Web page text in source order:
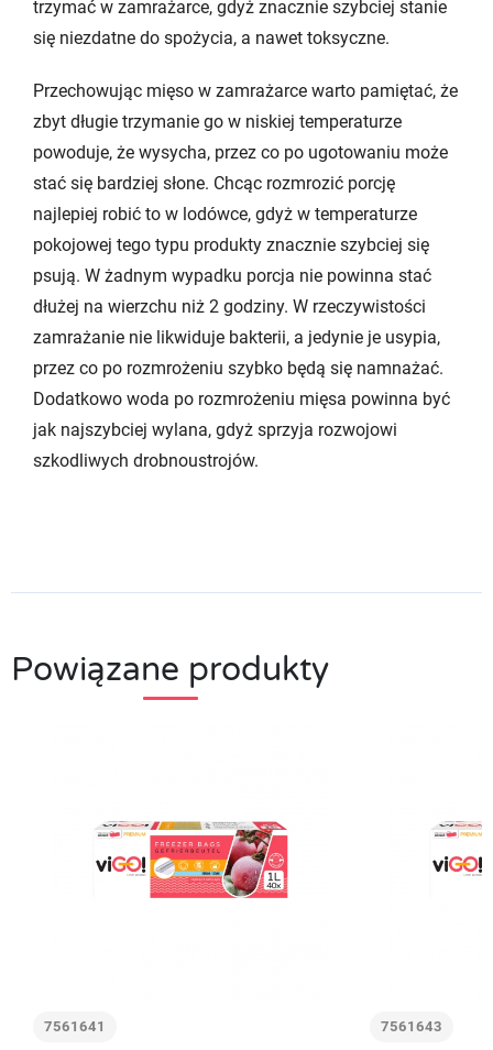
trzymać w zamrażarce, gdyż znacznie szybciej stanie
się niezdatne do spożycia, a nawet toksyczne.
Przechowując mięso w zamrażarce warto pamiętać, że
zbyt długie trzymanie go w niskiej temperaturze
powoduje, że wysycha, przez co po ugotowaniu może
stać się bardziej słone. Chcąc rozmrozić porcję
najlepiej robić to w lodówce, gdyż w temperaturze
pokojowej tego typu produkty znacznie szybciej się
psują. W żadnym wypadku porcja nie powinna stać
dłużej na wierzchu niż 2 godziny. W rzeczywistości
zamrażanie nie likwiduje bakterii, a jedynie je usypia,
przez co po rozmrożeniu szybko będą się namnażać.
Dodatkowo woda po rozmrożeniu mięsa powinna być
jak najszybciej wylana, gdyż sprzyja rozwojowi
szkodliwych drobnoustrojów.
Powiązane produkty
7561641 7561643